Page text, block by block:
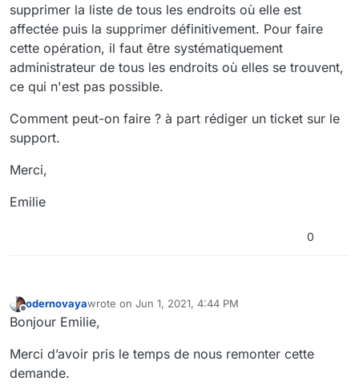
supprimer la liste de tous les endroits où elle est
affectée puis la supprimer définitivement. Pour faire
cette opération, il faut être systématiquement
administrateur de tous les endroits où elles se trouvent,
ce qui n'est pas possible.
Comment peut-on faire ? à part rédiger un ticket sur le
support.
Merci,
Emilie
0
Offline
odernovayawrote on Jun 1, 2021, 4:44 PM
last edited by
Bonjour Emilie,
Merci d’avoir pris le temps de nous remonter cette
demande.